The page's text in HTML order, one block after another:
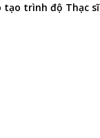
tạo trình độ Thạc sĩ